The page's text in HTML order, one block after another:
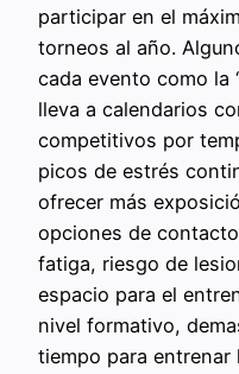
participar en el
torneos al año.
cada evento como la
lleva a calendarios
competitivos por
picos de estrés
ofrecer más
opciones de
fatiga, riesgo de
espacio para el
nivel formativo,
tiempo para entrenar